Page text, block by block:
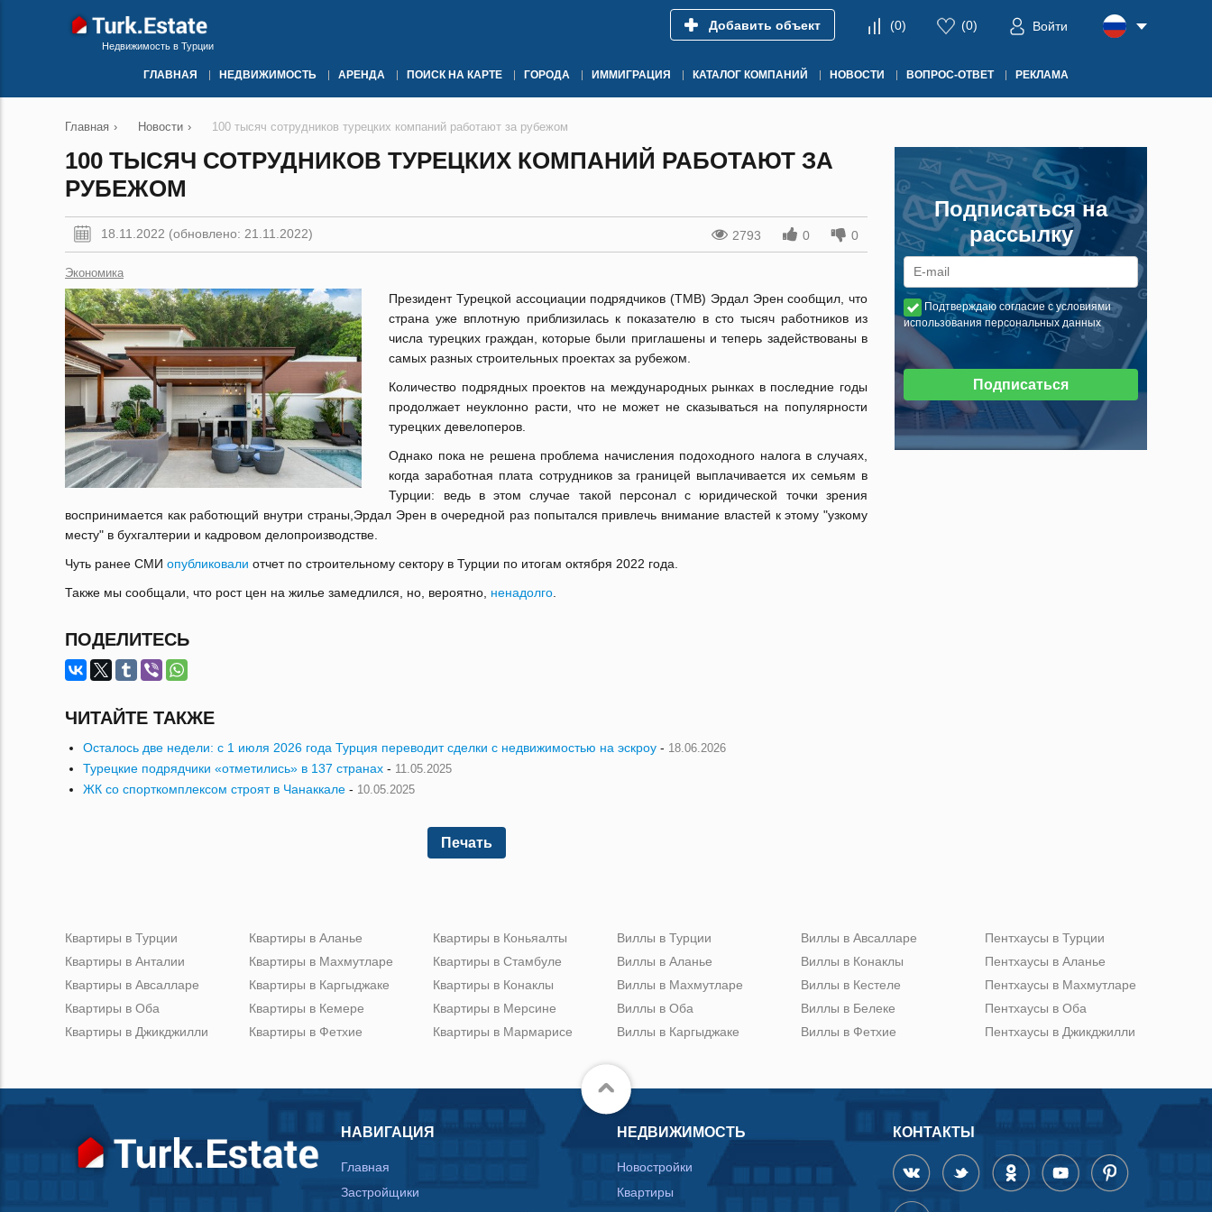
Недвижимость в Турции
Добавить объект (0) (0) Войти
ГЛАВНАЯ НЕДВИЖИМОСТЬ АРЕНДА ПОИСК НА КАРТЕ ГОРОДА ИММИГРАЦИЯ КАТАЛОГ КОМПАНИЙ НОВОСТИ ВОПРОС-ОТВЕТ РЕКЛАМА
Главная › Новости › 100 тысяч сотрудников турецких компаний работают за рубежом
100 ТЫСЯЧ СОТРУДНИКОВ ТУРЕЦКИХ КОМПАНИЙ РАБОТАЮТ ЗА
РУБЕЖОМ
18.11.2022 (обновлено: 21.11.2022) 2793 0 0
Экономика
Президент Турецкой ассоциации подрядчиков (TMB) Эрдал Эрен сообщил, что
страна уже вплотную приблизилась к показателю в сто тысяч работников из
числа турецких граждан, которые были приглашены и теперь задействованы в
самых разных строительных проектах за рубежом.
Количество подрядных проектов на международных рынках в последние годы
продолжает неуклонно расти, что не может не сказываться на популярности
турецких девелоперов.
Однако пока не решена проблема начисления подоходного налога в случаях,
когда заработная плата сотрудников за границей выплачивается их семьям в
Турции: ведь в этом случае такой персонал с юридической точки зрения
воспринимается как работющий внутри страны,Эрдал Эрен в очередной раз попытался привлечь внимание властей к этому "узкому
месту" в бухгалтерии и кадровом делопроизводстве.
Чуть ранее СМИ опубликовали отчет по строительному сектору в Турции по итогам октября 2022 года.
Также мы сообщали, что рост цен на жилье замедлился, но, вероятно, ненадолго
ПОДЕЛИТЕСЬ
ЧИТАЙТЕ ТАКЖЕ
Осталось две недели: с 1 июля 2026 года Турция переводит сделки с недвижимостью на эскроу - 18.06.2026
Турецкие подрядчики «отметились» в 137 странах - 11.05.2025
ЖК со спорткомплексом строят в Чанаккале - 10.05.2025
Печать
Подписаться на
рассылку
Подтверждаю согласие с условиями
использования персональных данных
Подписаться
Квартиры в Турции
Квартиры в Анталии
Квартиры в Авсалларе
Квартиры в Оба
Квартиры в Джикджилли
Квартиры в Аланье
Квартиры в Махмутларе
Квартиры в Каргыджаке
Квартиры в Кемере
Квартиры в Фетхие
Квартиры в Коньяалты
Квартиры в Стамбуле
Квартиры в Конаклы
Квартиры в Мерсине
Квартиры в Мармарисе
Виллы в Турции
Виллы в Аланье
Виллы в Махмутларе
Виллы в Оба
Виллы в Каргыджаке
Виллы в Авсалларе
Виллы в Конаклы
Виллы в Кестеле
Виллы в Белеке
Виллы в Фетхие
Пентхаусы в Турции
Пентхаусы в Аланье
Пентхаусы в Махмутларе
Пентхаусы в Оба
Пентхаусы в Джикджилли
НАВИГАЦИЯ
Главная
Застройщики
НЕДВИЖИМОСТЬ
Новостройки
Квартиры
КОНТАКТЫ